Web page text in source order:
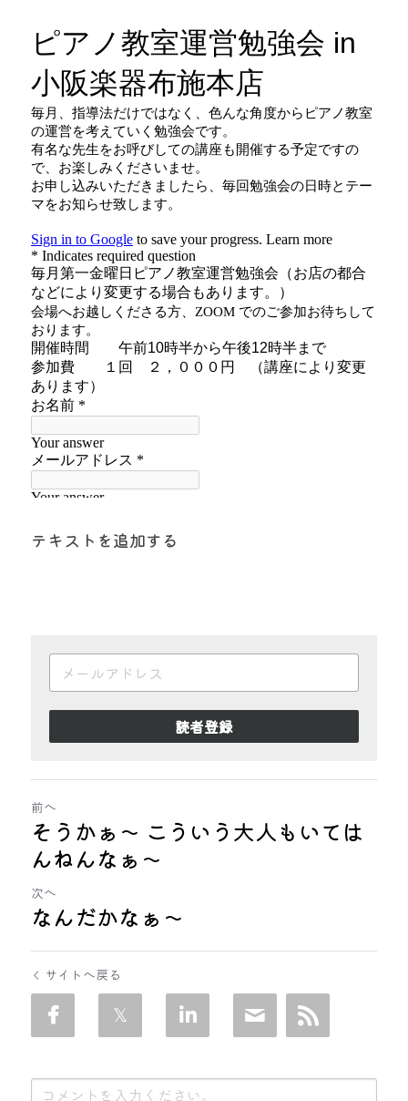
テキストを追加する
読者登録
前へ
そうかぁ～ こういう大人もいては
んねんなぁ～
次へ
なんだかなぁ～
サイトへ戻る